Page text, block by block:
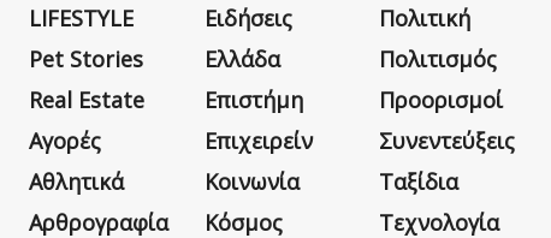
LIFESTYLE
Pet Stories
Real Estate
Αγορές
Αθλητικά
Αρθρογραφία
Ειδήσεις
Ελλάδα
Επιστήμη
Επιχειρείν
Κοινωνία
Κόσμος
Πολιτική
Πολιτισμός
Προορισμοί
Συνεντεύξεις
Ταξίδια
Τεχνολογία